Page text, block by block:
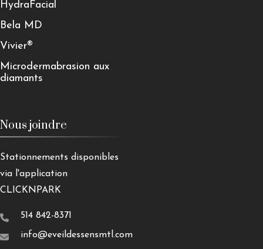
HydraFacial
Bela MD
Vivier®
Microdermabrasion aux
diamants
Nous joindre
Stationnements disponibles
via l'application
CLICKNPARK
514 842-8371
info@eveildessensmtl.com